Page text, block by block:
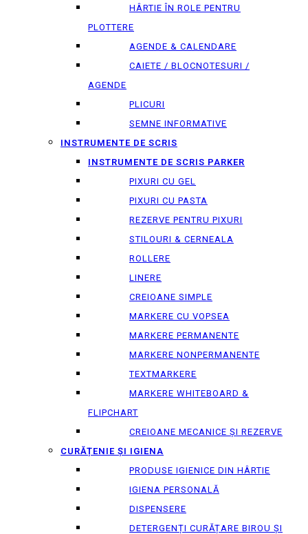
HÂRTIE ÎN ROLE PENTRU
PLOTTERE
AGENDE & CALENDARE
CAIETE / BLOCNOTESURI /
AGENDE
PLICURI
SEMNE INFORMATIVE
INSTRUMENTE DE SCRIS
INSTRUMENTE DE SCRIS PARKER
PIXURI CU GEL
PIXURI CU PASTA
REZERVE PENTRU PIXURI
STILOURI & СERNEALA
ROLLERE
LINERE
CREIOANE SIMPLE
MARKERE CU VOPSEA
MARKERE PERMANENTE
MARKERE NONPERMANENTE
TEXTMARKERE
MARKERE WHITEBOARD &
FLIPCHART
CREIOANE MECANICE ȘI REZERVE
CURĂȚENIE ȘI IGIENA
PRODUSE IGIENICE DIN HÂRTIE
IGIENA PERSONALĂ
DISPENSERE
DETERGENȚI CURĂȚARE BIROU ȘI